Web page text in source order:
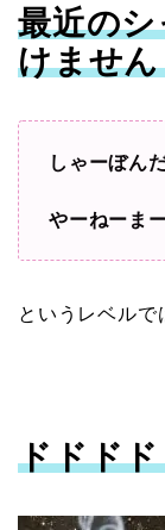
最近の
けませ
しゃーぼん
やーねーま
というレベルで
ドドド